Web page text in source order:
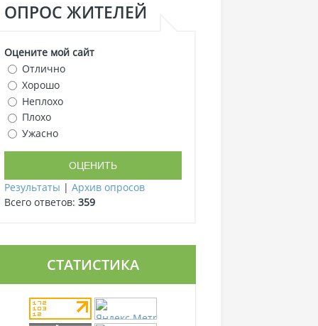
ОПРОС ЖИТЕЛЕЙ
Оцените мой сайт
Отлично
Хорошо
Неплохо
Плохо
Ужасно
Результаты | Архив опросов
Всего ответов: 359
СТАТИСТИКА